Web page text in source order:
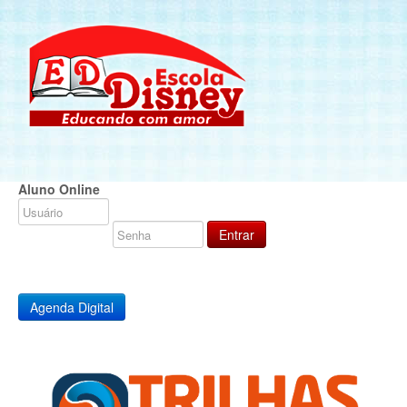
Aluno Online
Agenda Digital